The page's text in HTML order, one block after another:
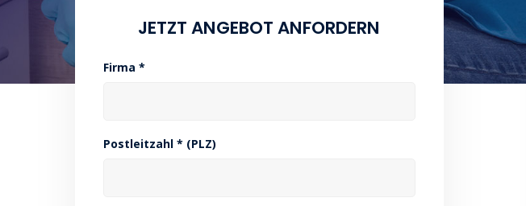
JETZT ANGEBOT ANFORDERN
Firma *
Postleitzahl * (PLZ)